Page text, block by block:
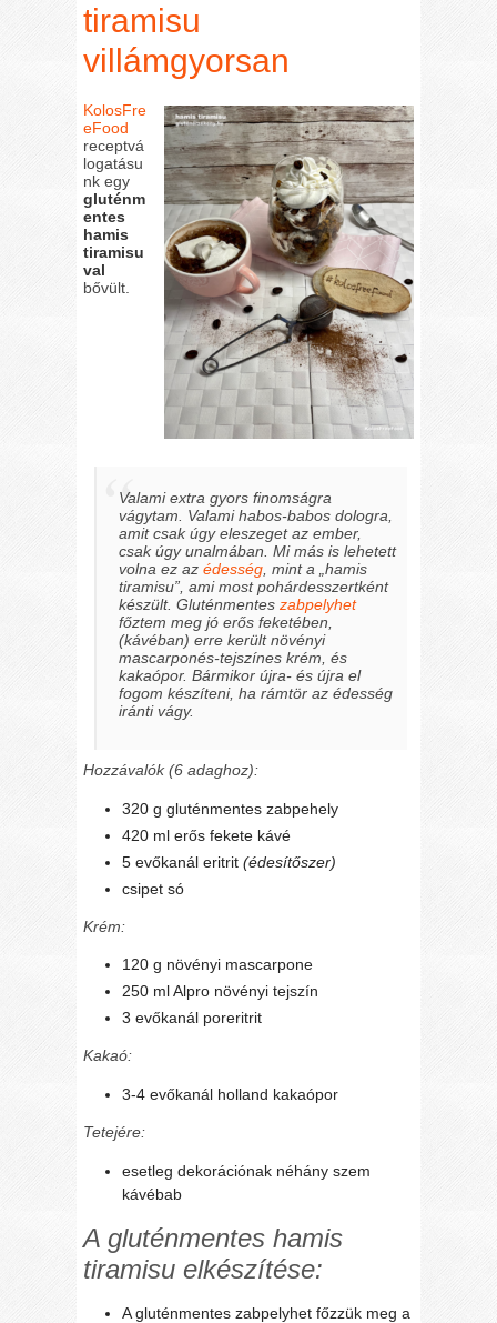
tiramisu
villámgyorsan
KolosFre
eFood
receptvá
logatásu
nk egy
gluténm
entes
hamis
tiramisu
val
bővült.
Valami extra gyors finomságra
vágytam. Valami habos-babos dologra,
amit csak úgy eleszeget az ember,
csak úgy unalmában. Mi más is lehetett
volna ez azédesség , mint a „hamis
tiramisu”, ami most pohárdesszertként
készült. Gluténmenteszabpelyhet
főztem meg jó erős feketében,
(kávéban) erre került növényi
mascarponés-tejszínes krém, és
kakaópor. Bármikor újra- és újra el
fogom készíteni, ha rámtör az édesség
iránti vágy.
Hozzávalók (6 adaghoz):
320 g gluténmentes zabpehely
420 ml erős fekete kávé
5 evőkanál eritrit(édesítőszer)
csipet só
Krém:
120 g növényi mascarpone
250 ml Alpro növényi tejszín
3 evőkanál poreritrit
Kakaó:
3-4 evőkanál holland kakaópor
Tetejére:
esetleg dekorációnak néhány szem
kávébab
A gluténmentes hamis
tiramisu elkészítése:
A gluténmentes zabpelyhet főzzük meg a